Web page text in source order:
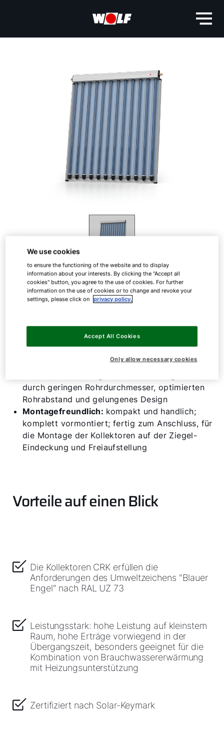
Röhrenkollektor
CRK-12
durch geringen Rohrdurchmesser, optimierten
Rohrabstand und gelungenes Design
Montagefreundlich: kompakt und handlich;
komplett vormontiert; fertig zum Anschluss, für
die Montage der Kollektoren auf der Ziegel-
Eindeckung und Freiaufstellung
Vorteile auf einen Blick
Die Kollektoren CRK erfüllen die
Anforderungen des Umweltzeichens "Blauer
Engel" nach RAL UZ 73
Leistungsstark: hohe Leistung auf kleinstem
Raum, hohe Erträge vorwiegend in der
Übergangszeit, besonders geeignet für die
Kombination von Brauchwassererwärmung
mit Heizungsunterstützung
Zertifiziert nach Solar-Keymark
We use cookies
to ensure the functioning of the website and to display
information about your interests. By clicking the "Accept all
cookies" button, you agree to the use of cookies. For further
information on the use of cookies or to change and revoke your
settings, please click on privacy policy.
Only allow necessary cookies
Accept All Cookies